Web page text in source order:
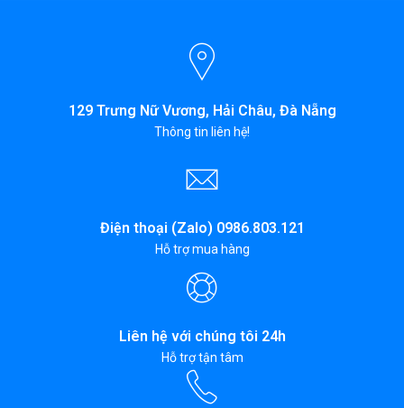
129 Trưng Nữ Vương, Hải Châu, Đà Nẵng
Thông tin liên hệ!
Điện thoại (Zalo) 0986.803.121
Hỗ trợ mua hàng
Liên hệ với chúng tôi 24h
Hỗ trợ tận tâm